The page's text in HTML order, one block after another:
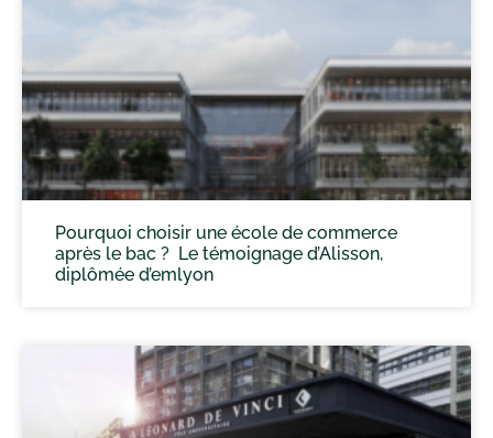
Pourquoi choisir une école de commerce
après le bac ? Le témoignage d’Alisson,
diplômée d’emlyon